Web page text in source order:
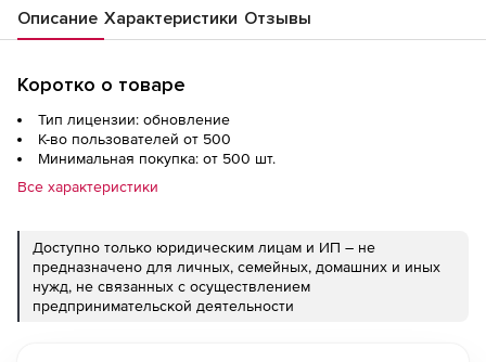
Описание Характеристики Отзывы
Коротко о товаре
Тип лицензии: обновление
К-во пользователей от 500
Минимальная покупка: от 500 шт.
Все характеристики
Доступно только юридическим лицам и ИП – не
предназначено для личных, семейных, домашних и иных
нужд, не связанных с осуществлением
предпринимательской деятельности